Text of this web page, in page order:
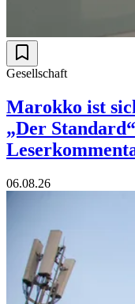
Gesellschaft
Marokko ist
„Der
06.08.26